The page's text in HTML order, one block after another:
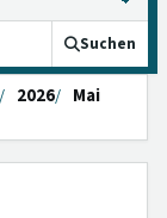
Suchen
2026
Mai